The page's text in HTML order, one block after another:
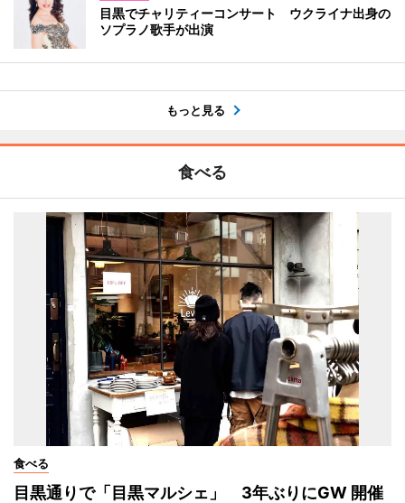
目黒でチャリティーコンサート ウクライナ出身の
ソプラノ歌手が出演
もっと見る
食べる
食べる
目黒通りで「目黒マルシェ」 3年ぶりにGW 開催